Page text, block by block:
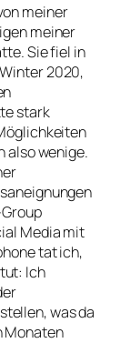
meiner
meiner
Sie fiel in
2020,
stark
also wenige.
Media mit
tat ich,
Ich
was da
Monaten